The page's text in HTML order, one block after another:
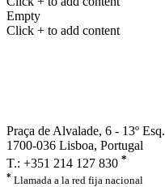
Empty
Click + to add content
Praça de Alvalade, 6 - 13º Esq.
1700-036 Lisboa, Portugal
T.: +351 214 127 830 *
* Llamada a la red fija nacional